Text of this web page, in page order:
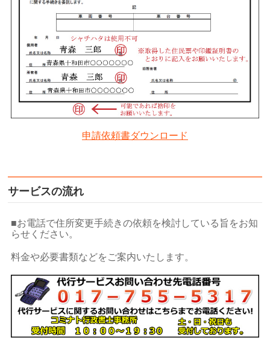
申請依頼書ダウンロード
サービスの流れ
■お電話で住所変更手続きの依頼を検討している旨をお知
らせください。
料金や必要書類などをご案内いたします。